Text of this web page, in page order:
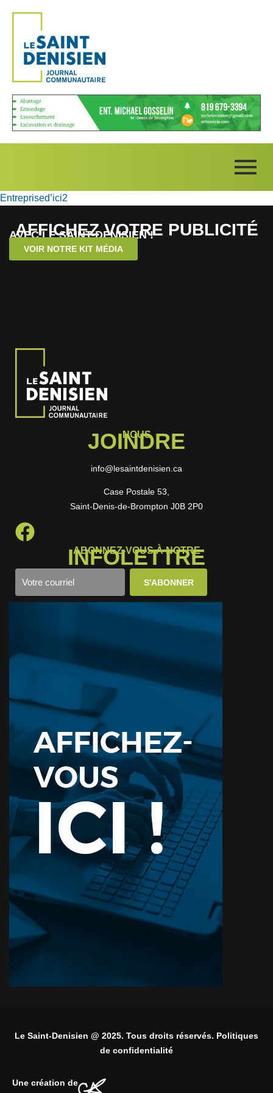
Entreprised’ici2
AFFICHEZ VOTRE PUBLICITÉ
AVEC LE SAINT-DENISIEN !
VOIR NOTRE KIT MÉDIA
NOUS
JOINDRE
info@lesaintdenisien.ca
Case Postale 53,
Saint-Denis-de-Brompton J0B 2P0
ABONNEZ-VOUS À NOTRE
INFOLETTRE
Le Saint-Denisien @ 2025. Tous droits réservés. Politiques
de confidentialité
Une création de